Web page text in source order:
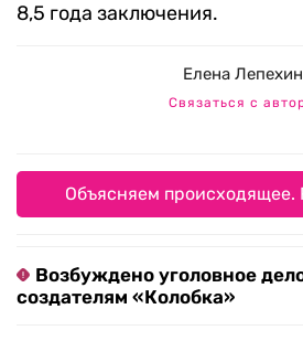
8,5 года заключения.
Елена
Связаться с
Объясняем происходящее.
Возбуждено уголовное
создателям «Колобка»